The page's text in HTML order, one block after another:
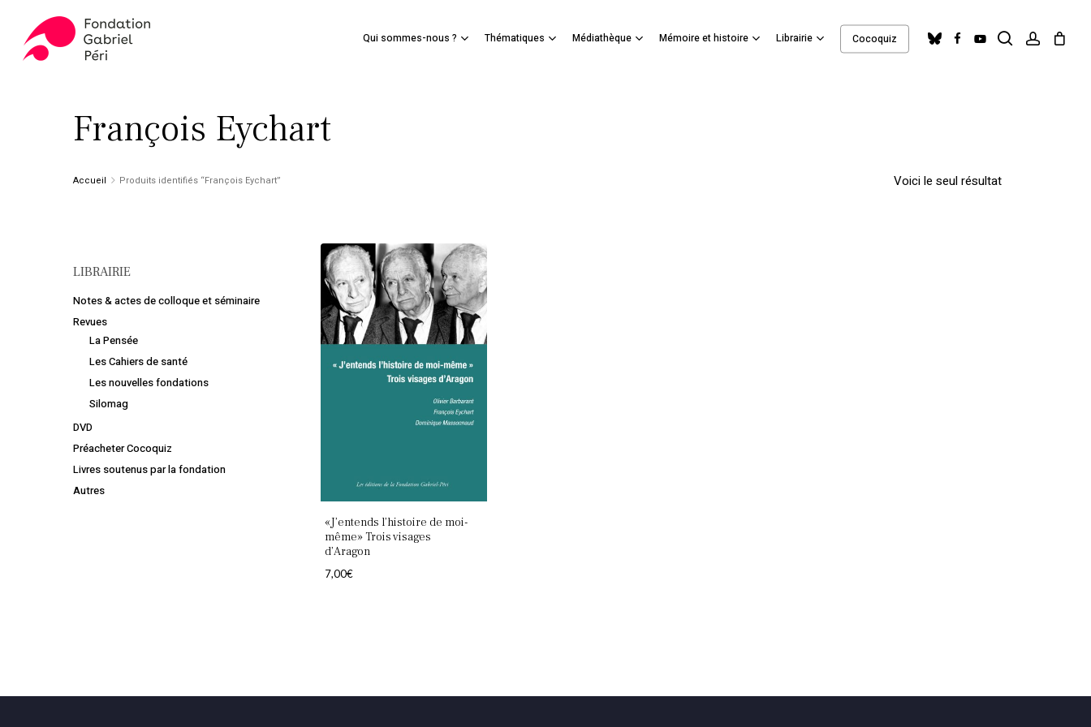
main
Qui sommes-nous ? Thématiques Médiathèque Mémoire et histoire Librairie Cocoquiz blueskyfacebookyoutube searchaccount
Panier Close
Cart
François Eychart
Voici le seul résultat
Accueil Produits identifiés “François Eychart”
LIBRAIRIE
Notes & actes de colloque et séminaire
Revues
La Pensée
Les Cahiers de santé
Les nouvelles fondations
Silomag
DVD
Préacheter Cocoquiz
Livres soutenus par la fondation
Autres
«J’entends l’histoire de moi-
même» Trois visages
d’Aragon
7,00€